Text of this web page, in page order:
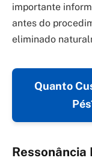
importante
antes do
eliminado
Quanto